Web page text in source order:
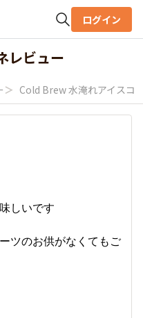
検索
ログイン
レビュー
＞ Cold Brew 水淹れアイスコ
しいです
ツのお供がなくてもご